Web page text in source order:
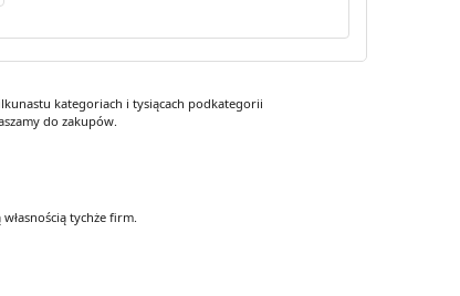
kategoriach i tysiącach podkategorii
do zakupów.
tychże firm.